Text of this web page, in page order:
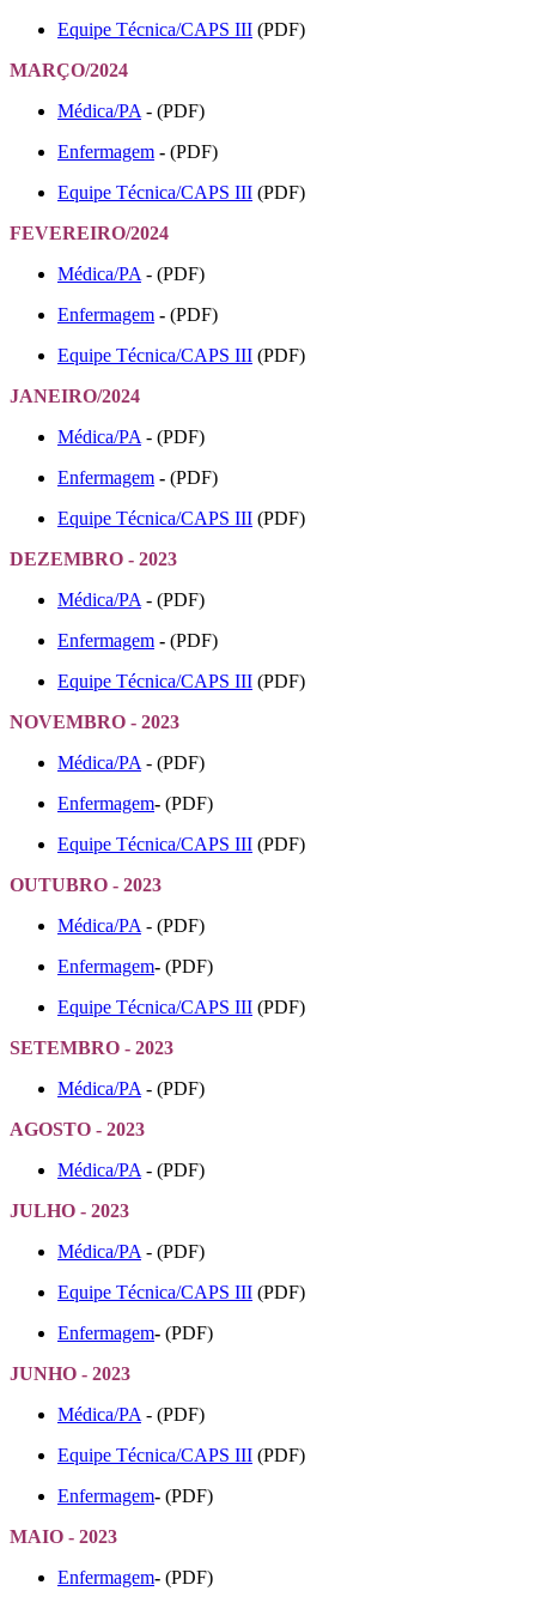
Equipe Técnica/CAPS III (PDF)
MARÇO/2024
Médica/PA - (PDF)
Enfermagem - (PDF)
Equipe Técnica/CAPS III (PDF)
FEVEREIRO/2024
Médica/PA - (PDF)
Enfermagem - (PDF)
Equipe Técnica/CAPS III (PDF)
JANEIRO/2024
Médica/PA - (PDF)
Enfermagem - (PDF)
Equipe Técnica/CAPS III (PDF)
DEZEMBRO - 2023
Médica/PA - (PDF)
Enfermagem - (PDF)
Equipe Técnica/CAPS III (PDF)
NOVEMBRO - 2023
Médica/PA - (PDF)
Enfermagem- (PDF)
Equipe Técnica/CAPS III (PDF)
OUTUBRO - 2023
Médica/PA - (PDF)
Enfermagem- (PDF)
Equipe Técnica/CAPS III (PDF)
SETEMBRO - 2023
Médica/PA - (PDF)
AGOSTO - 2023
Médica/PA - (PDF)
JULHO - 2023
Médica/PA - (PDF)
Equipe Técnica/CAPS III (PDF)
Enfermagem- (PDF)
JUNHO - 2023
Médica/PA - (PDF)
Equipe Técnica/CAPS III (PDF)
Enfermagem- (PDF)
MAIO - 2023
Enfermagem- (PDF)